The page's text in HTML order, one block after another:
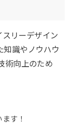
リーデザイン
知識やノウハウ
術向上のため
す！